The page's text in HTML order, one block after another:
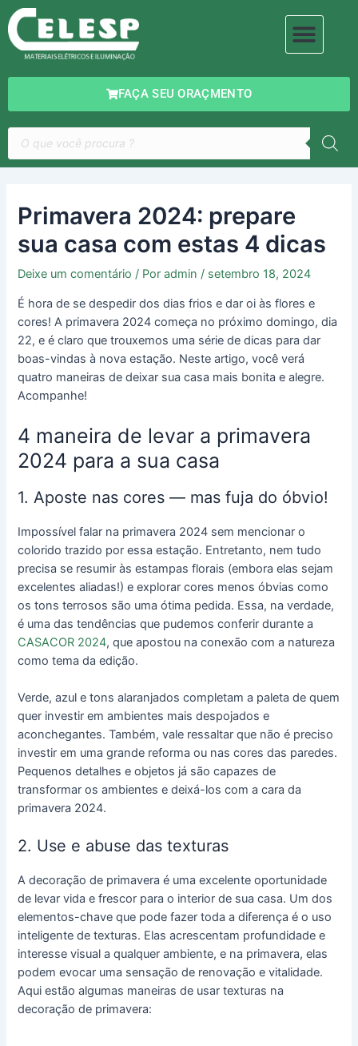
para
conteúdo
FAÇA SEU ORAÇMENTO
Pesquisar
produtos
Primavera 2024: prepare
sua casa com estas 4 dicas
Deixe um comentário / Poradmin / setembro 18, 2024
É hora de se despedir dos dias frios e dar oi às flores e
cores! A primavera 2024 começa no próximo domingo, dia
22, e é claro que trouxemos uma série de dicas para dar
boas-vindas à nova estação. Neste artigo, você verá
quatro maneiras de deixar sua casa mais bonita e alegre.
Acompanhe!
4 maneira de levar a primavera
2024 para a sua casa
1. Aposte nas cores ― mas fuja do óbvio!
Impossível falar na primavera 2024 sem mencionar o
colorido trazido por essa estação. Entretanto, nem tudo
precisa se resumir às estampas florais (embora elas sejam
excelentes aliadas!) e explorar cores menos óbvias como
os tons terrosos são uma ótima pedida. Essa, na verdade,
é uma das tendências que pudemos conferir durante a
CASACOR 2024, que apostou na conexão com a natureza
como tema da edição.
Verde, azul e tons alaranjados completam a paleta de quem
quer investir em ambientes mais despojados e
aconchegantes. Também, vale ressaltar que não é preciso
investir em uma grande reforma ou nas cores das paredes.
Pequenos detalhes e objetos já são capazes de
transformar os ambientes e deixá-los com a cara da
primavera 2024.
2. Use e abuse das texturas
A decoração de primavera é uma excelente oportunidade
de levar vida e frescor para o interior de sua casa. Um dos
elementos-chave que pode fazer toda a diferença é o uso
inteligente de texturas. Elas acrescentam profundidade e
interesse visual a qualquer ambiente, e na primavera, elas
podem evocar uma sensação de renovação e vitalidade.
Aqui estão algumas maneiras de usar texturas na
decoração de primavera:
de
Post